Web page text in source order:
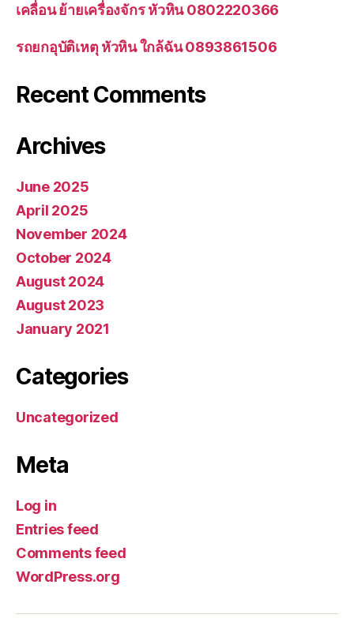
เคลื่อน ย้ายเครื่องจักร หัวหิน 0802220366
รถยกอุบัติเหตุ หัวหิน ใกล้ฉัน 0893861506
Recent Comments
Archives
June 2025
April 2025
November 2024
October 2024
August 2024
August 2023
January 2021
Categories
Uncategorized
Meta
Log in
Entries feed
Comments feed
WordPress.org